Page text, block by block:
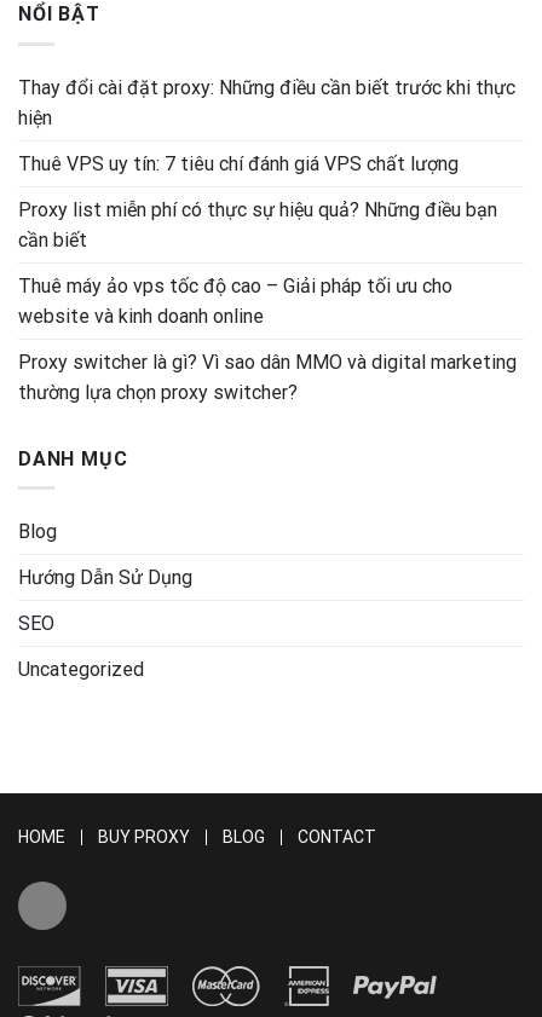
NỔI BẬT
Thay đổi cài đặt proxy: Những điều cần biết trước khi thực
hiện
Thuê VPS uy tín: 7 tiêu chí đánh giá VPS chất lượng
Proxy list miễn phí có thực sự hiệu quả? Những điều bạn
cần biết
Thuê máy ảo vps tốc độ cao – Giải pháp tối ưu cho
website và kinh doanh online
Proxy switcher là gì? Vì sao dân MMO và digital marketing
thường lựa chọn proxy switcher?
DANH MỤC
Blog
Hướng Dẫn Sử Dụng
SEO
Uncategorized
HOME BUY PROXY BLOG CONTACT